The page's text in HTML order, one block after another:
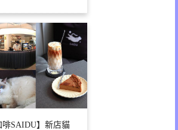
SAIDU】新店貓